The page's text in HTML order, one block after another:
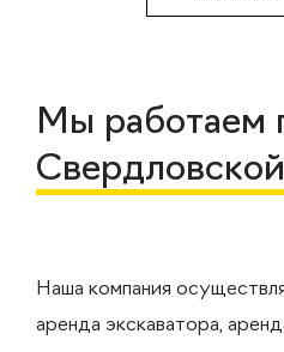
Мы работаем
Наша компания
аренда экскаватора,